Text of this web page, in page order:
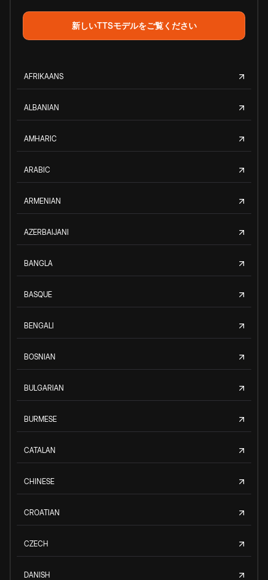
新しいTTSモデルをご覧ください
AFRIKAANS
ALBANIAN
AMHARIC
ARABIC
ARMENIAN
AZERBAIJANI
BANGLA
BASQUE
BENGALI
BOSNIAN
BULGARIAN
BURMESE
CATALAN
CHINESE
CROATIAN
CZECH
DANISH